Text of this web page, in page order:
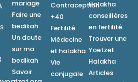
mariage
Faire une
bedikah
Un doute
sur ma
bedikah
Savoir
Contraception
+40
Fertilité
Médecine
et halakha
Vie
conjugale
Halakha
conseillères
en fertilité
Trouver une
Yoetzet
Halakha
Articles